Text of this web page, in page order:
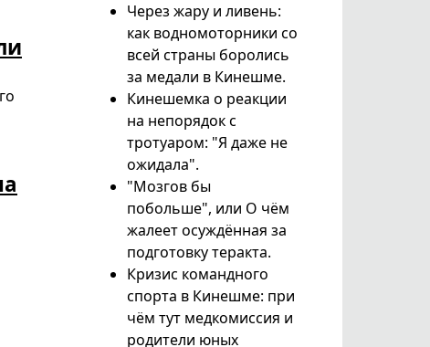
Через жару и ливень:
как водномоторники со
всей страны боролись
за медали в Кинешме.
Кинешемка о реакции
на непорядок с
тротуаром: "Я даже не
ожидала".
"Мозгов бы
побольше", или О чём
жалеет осуждённая за
подготовку теракта.
Кризис командного
спорта в Кинешме: при
чём тут медкомиссия и
родители юных